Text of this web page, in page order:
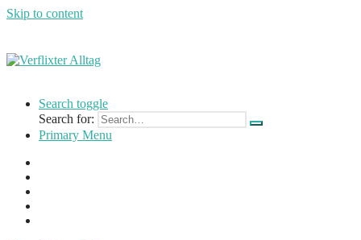
Skip to content
Alltag
einer
Mutter
Lehrerin
Search toggle
Search for:
Primary Menu